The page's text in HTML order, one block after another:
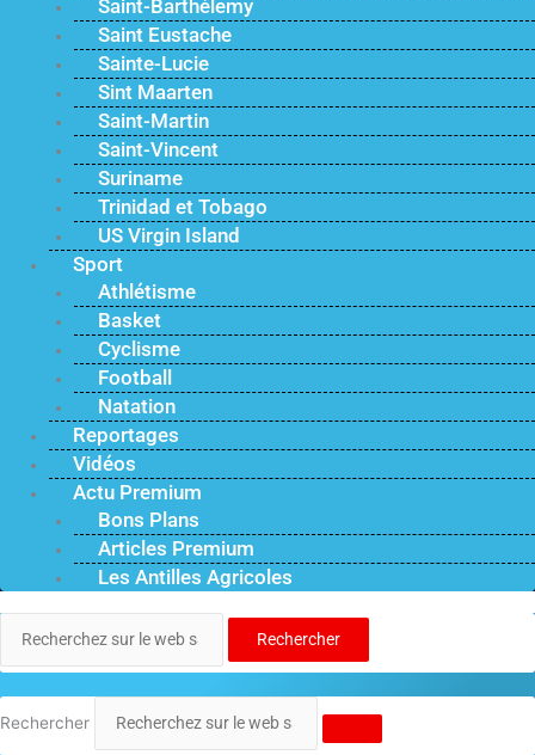
Saint-Barthélemy
Saint Eustache
Sainte-Lucie
Sint Maarten
Saint-Martin
Saint-Vincent
Suriname
Trinidad et Tobago
US Virgin Island
Sport
Athlétisme
Basket
Cyclisme
Football
Natation
Reportages
Vidéos
Actu Premium
Bons Plans
Articles Premium
Les Antilles Agricoles
Rechercher
Rechercher